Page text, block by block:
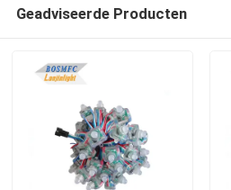
Geadviseerde Producten